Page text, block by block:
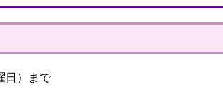
日）まで